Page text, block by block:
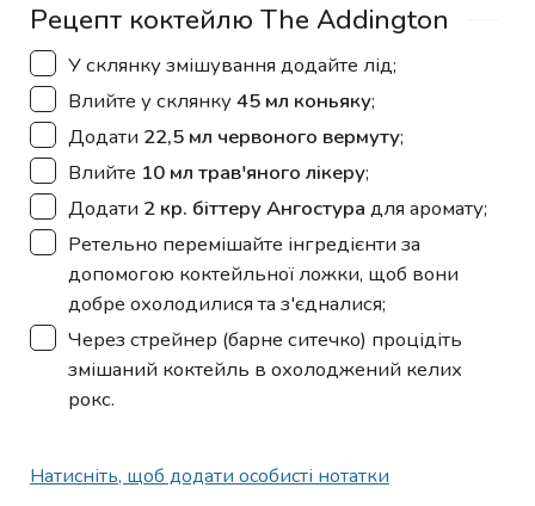
Рецепт коктейлю The Addington
▢
У склянку змішування додайте лід;
▢
Влийте у склянку45 мл коньяку;
▢
Додати 22,5 мл червоного вермуту;
▢
Влийте 10 мл трав'яного лікеру;
▢
Додати 2 кр. біттеру Ангостура для аромату;
▢
Ретельно перемішайте інгредієнти за
допомогою коктейльної ложки, щоб вони
добре охолодилися та з'єдналися;
▢
Через стрейнер (барне ситечко) процідіть
змішаний коктейль в охолоджений келих
рокс.
Натисніть, щоб додати особисті нотатки